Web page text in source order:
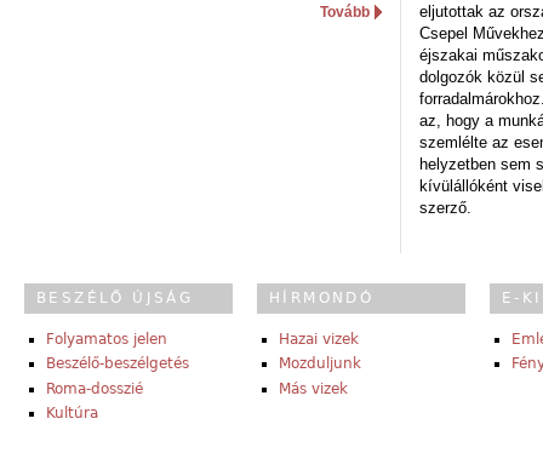
Tovább
eljutottak az
Csepel
éjszakai
dolgozók közül
az, hogy a
szemlélte az
helyzetben sem
kívülállóként
szerző.
BESZÉLŐ ÚJSÁG
Folyamatos jelen
Beszélő-beszélgetés
Roma-dosszié
Kultúra
HÍRMONDÓ
Hazai vizek
Mozduljunk
Más vizek
E-